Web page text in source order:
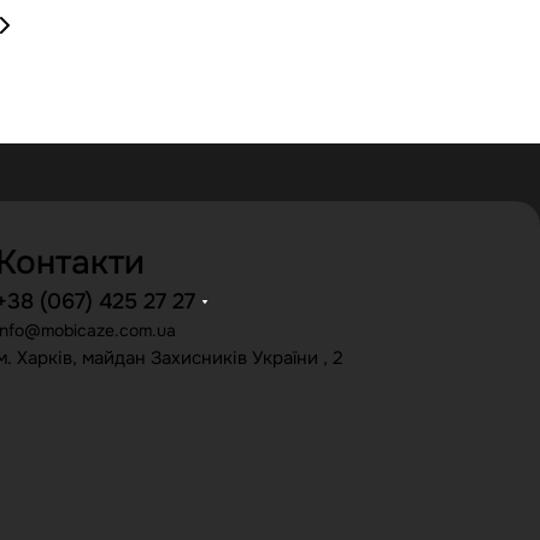
(067) 425 27 27
Харків, майдан Захисників України , 2